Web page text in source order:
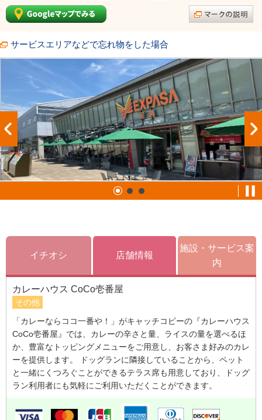
サービスエリアなどで忘れ物をした場合
イチオシ 店舗情報
施設・サービス案
内
カレーハウス CoCo壱番屋
その他
「カレーならココ一番や！」がキャッチコピーの『カレーハウス
CoCo壱番屋』では、カレーの辛さと量、ライスの量を選べるほ
か、豊富なトッピングメニューをご用意し、お客さま好みのカレ
ーを提供します。 ドッグランに隣接していることから、ペット
と一緒にくつろぐことができるテラス席も用意しており、ドッグ
ラン利用者にも気軽にご利用いただくことができます。